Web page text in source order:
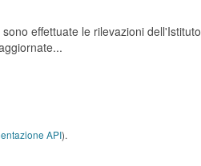
effettuate le rilevazioni dell'Istituto
API).